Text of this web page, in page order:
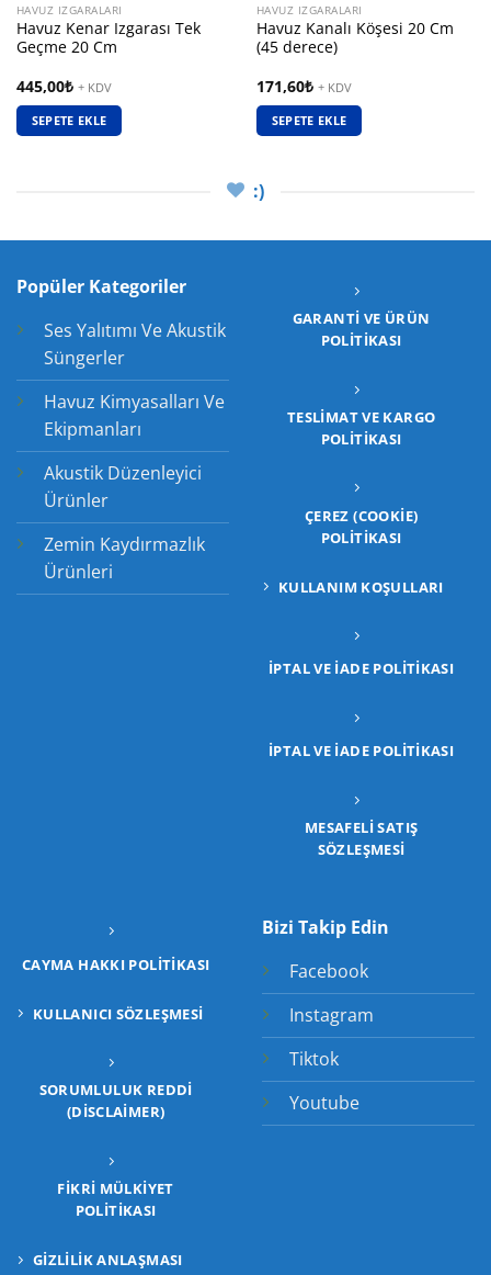
HAVUZ IZGARALARI
Havuz Kenar Izgarası Tek
Geçme 20 Cm
445,00₺ + KDV
SEPETE EKLE
HAVUZ IZGARALARI
Havuz Kanalı Köşesi 20 Cm
(45 derece)
171,60₺ + KDV
SEPETE EKLE
:)
Popüler Kategoriler
Ses Yalıtımı Ve Akustik
Süngerler
Havuz Kimyasalları Ve
Ekipmanları
Akustik Düzenleyici
Ürünler
Zemin Kaydırmazlık
Ürünleri
GARANTI VE ÜRÜN
POLITIKASI
TESLIMAT VE KARGO
POLITIKASI
ÇEREZ (COOKIE)
POLITIKASI
KULLANIM KOŞULLARI
İPTAL VE İADE POLITIKASI
İPTAL VE İADE POLITIKASI
MESAFELİ SATIŞ
SÖZLEŞMESİ
CAYMA HAKKI POLITIKASI
KULLANICI SÖZLEŞMESI
SORUMLULUK REDDI
(DISCLAIMER)
FIKRI MÜLKIYET
POLITIKASI
GIZLILIK ANLAŞMASI
Bizi Takip Edin
Facebook
Instagram
Tiktok
Youtube